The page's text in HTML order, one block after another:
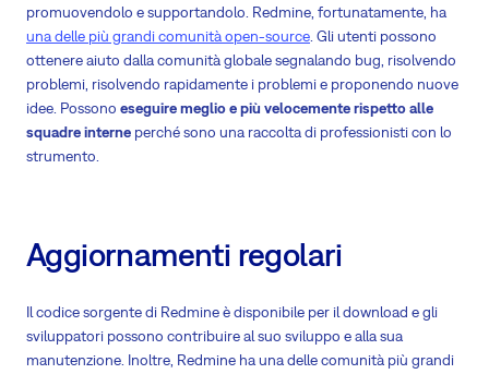
promuovendolo e supportandolo. Redmine, fortunatamente, ha
una delle più grandi comunità open-source. Gli utenti possono
ottenere aiuto dalla comunità globale segnalando bug, risolvendo
problemi, risolvendo rapidamente i problemi e proponendo nuove
idee. Possono eseguire meglio e più velocemente rispetto alle
squadre interne perché sono una raccolta di professionisti con lo
strumento.
Aggiornamenti regolari
Il codice sorgente di Redmine è disponibile per il download e gli
sviluppatori possono contribuire al suo sviluppo e alla sua
manutenzione. Inoltre, Redmine ha una delle comunità più grandi